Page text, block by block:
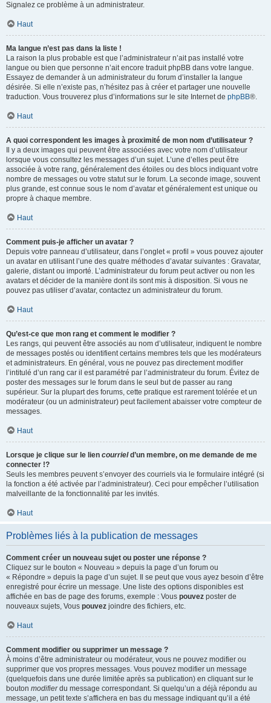
Signalez ce problème à un administrateur.
Haut
Ma langue n’est pas dans la liste !
La raison la plus probable est que l’administrateur n’ait pas installé votre
langue ou bien que personne n’ait encore traduit phpBB dans votre langue.
Essayez de demander à un administrateur du forum d’installer la langue
désirée. Si elle n’existe pas, n’hésitez pas à créer et partager une nouvelle
traduction. Vous trouverez plus d’informations sur le site Internet de phpBB®.
Haut
A quoi correspondent les images à proximité de mon nom d’utilisateur ?
Il y a deux images qui peuvent être associées avec votre nom d’utilisateur
lorsque vous consultez les messages d’un sujet. L’une d’elles peut être
associée à votre rang, généralement des étoiles ou des blocs indiquant votre
nombre de messages ou votre statut sur le forum. La seconde image, souvent
plus grande, est connue sous le nom d’avatar et généralement est unique ou
propre à chaque membre.
Haut
Comment puis-je afficher un avatar ?
Depuis votre panneau d’utilisateur, dans l’onglet « profil » vous pouvez ajouter
un avatar en utilisant l’une des quatre méthodes d’avatar suivantes : Gravatar,
galerie, distant ou importé. L’administrateur du forum peut activer ou non les
avatars et décider de la manière dont ils sont mis à disposition. Si vous ne
pouvez pas utiliser d’avatar, contactez un administrateur du forum.
Haut
Qu’est-ce que mon rang et comment le modifier ?
Les rangs, qui peuvent être associés au nom d’utilisateur, indiquent le nombre
de messages postés ou identifient certains membres tels que les modérateurs
et administrateurs. En général, vous ne pouvez pas directement modifier
l’intitulé d’un rang car il est paramétré par l’administrateur du forum. Évitez de
poster des messages sur le forum dans le seul but de passer au rang
supérieur. Sur la plupart des forums, cette pratique est rarement tolérée et un
modérateur (ou un administrateur) peut facilement abaisser votre compteur de
messages.
Haut
Lorsque je clique sur le lien courrield’un membre, on me demande de me
connecter !?
Seuls les membres peuvent s’envoyer des courriels via le formulaire intégré (si
la fonction a été activée par l’administrateur). Ceci pour empêcher l’utilisation
malveillante de la fonctionnalité par les invités.
Haut
Problèmes liés à la publication de messages
Comment créer un nouveau sujet ou poster une réponse ?
Cliquez sur le bouton « Nouveau » depuis la page d’un forum ou
« Répondre » depuis la page d’un sujet. Il se peut que vous ayez besoin d’être
enregistré pour écrire un message. Une liste des options disponibles est
affichée en bas de page des forums, exemple : Vous pouvez poster de
nouveaux sujets, Vous pouvez joindre des fichiers, etc.
Haut
Comment modifier ou supprimer un message ?
À moins d’être administrateur ou modérateur, vous ne pouvez modifier ou
supprimer que vos propres messages. Vous pouvez modifier un message
(quelquefois dans une durée limitée après sa publication) en cliquant sur le
bouton modifierdu message correspondant. Si quelqu’un a déjà répondu au
message, un petit texte s’affichera en bas du message indiquant qu’il a été